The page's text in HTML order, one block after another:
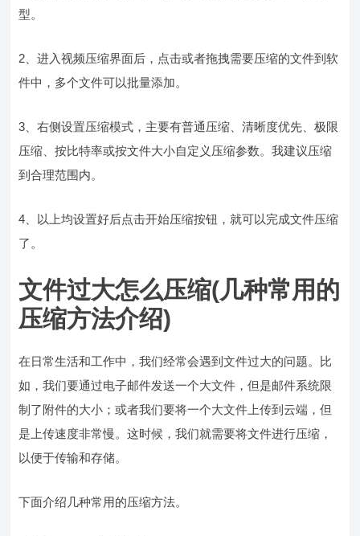
型。
2、进入视频压缩界面后，点击或者拖拽需要压缩的文件到软
件中，多个文件可以批量添加。
3、右侧设置压缩模式，主要有普通压缩、清晰度优先、极限
压缩、按比特率或按文件大小自定义压缩参数。我建议压缩
到合理范围内。
4、以上均设置好后点击开始压缩按钮，就可以完成文件压缩
了。
文件过大怎么压缩(几种常用的
压缩方法介绍)
在日常生活和工作中，我们经常会遇到文件过大的问题。比
如，我们要通过电子邮件发送一个大文件，但是邮件系统限
制了附件的大小；或者我们要将一个大文件上传到云端，但
是上传速度非常慢。这时候，我们就需要将文件进行压缩，
以便于传输和存储。
下面介绍几种常用的压缩方法。